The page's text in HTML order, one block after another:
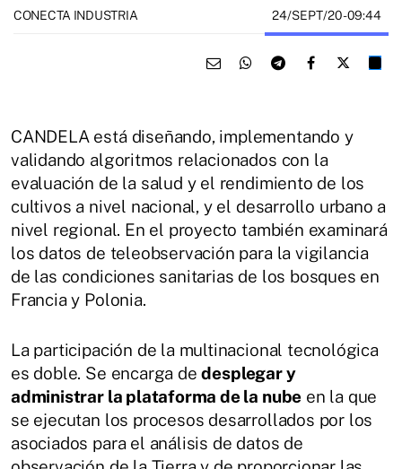
CONECTA INDUSTRIA 24/SEPT/20- 09:44
CANDELA está diseñando, implementando y
validando algoritmos relacionados con la
evaluación de la salud y el rendimiento de los
cultivos a nivel nacional, y el desarrollo urbano a
nivel regional. En el proyecto también examinará
los datos de teleobservación para la vigilancia
de las condiciones sanitarias de los bosques en
Francia y Polonia.
La participación de la multinacional tecnológica
es doble. Se encarga dedesplegar y
administrar la plataforma de la nube en la que
se ejecutan los procesos desarrollados por los
asociados para el análisis de datos de